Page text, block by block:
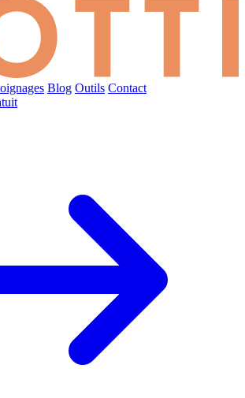
Blog Outils Contact